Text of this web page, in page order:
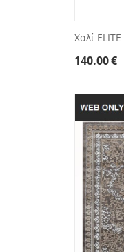
Χαλί
140.00€